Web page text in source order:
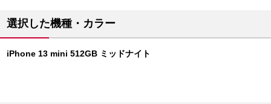
選択した機種・カラー
iPhone 13 mini 512GB ミッドナイト